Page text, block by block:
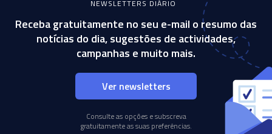
NEWSLETTERS DIÁRIO
Receba gratuitamente no seu e-mail o resumo das
notícias do dia, sugestões de actividades,
campanhas e muito mais.
Ver newsletters
Consulte as opções e subscreva
gratuitamente as suas preferências.